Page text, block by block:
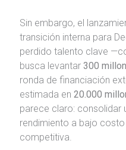
Sin embargo, el
transición interna para
perdido talento clave
busca levantar 300
ronda de financiación
estimada en 20.000
parece claro: consolidar
rendimiento a bajo
competitiva.